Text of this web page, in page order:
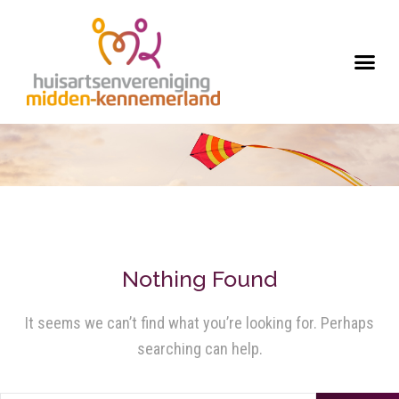
Nothing Found
It seems we can’t find what you’re looking for. Perhaps
searching can help.